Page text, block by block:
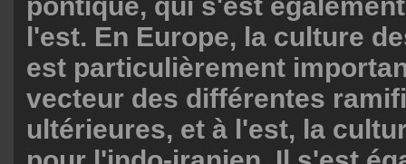
l'est. En Europe, la culture
est particulièrement
vecteur des différentes
ultérieures, et à l'est, la